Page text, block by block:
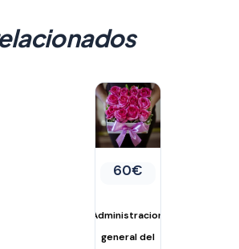
60€
Administracion
general del